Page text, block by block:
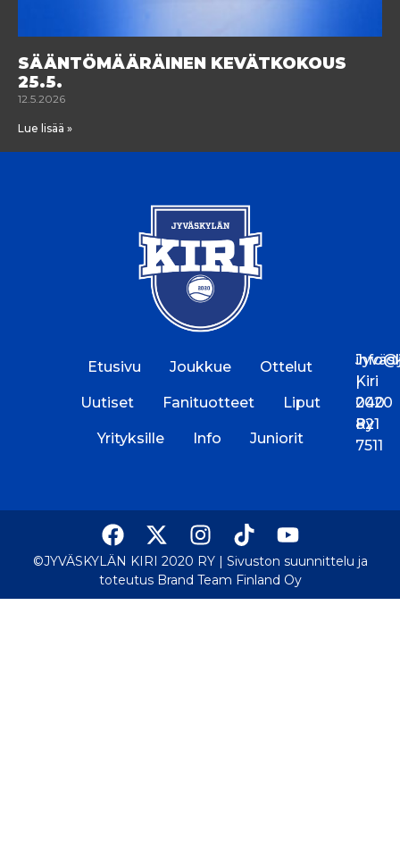
SÄÄNTÖMÄÄRÄINEN KEVÄTKOKOUS
25.5.
12.5.2026
Lue lisää »
Etusivu Joukkue Ottelut
Uutiset Fanituotteet Liput
Yrityksille Info Juniorit
Kiri
2020
Ry
|
040
821
7511
©JYVÄSKYLÄN KIRI 2020 RY | Sivuston suunnittelu ja
toteutus Brand Team Finland Oy